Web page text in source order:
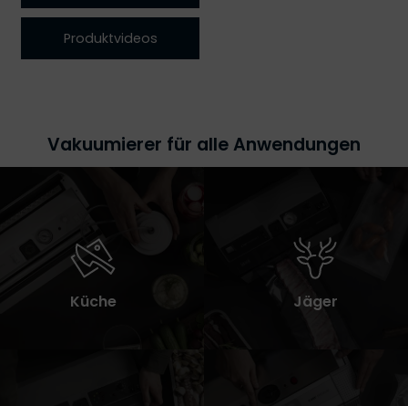
Produktvideos
Vakuumierer für alle Anwendungen
Küche Jäger